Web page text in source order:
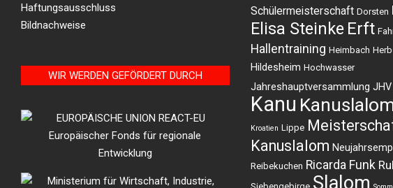
Haftungsausschluss
Bildnachweise
WIR WERDEN GEFÖRDERT DURCH
Schülermeisterschaft Dorsten
Elisa Steinke Erft
Hallentraining Heimbach
Hildesheim Hochwasser
Jahreshauptversammlung JHV
Kanu
Kroatien Lippe
Kanuslalom
Reibekuchen Ricarda Funk
Slalom